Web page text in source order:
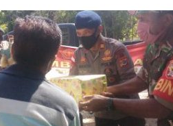
Polwan Ke 68, Kapolres
Timur Beri Arahan...
Sumba Timur Agu 23, 2016 2028